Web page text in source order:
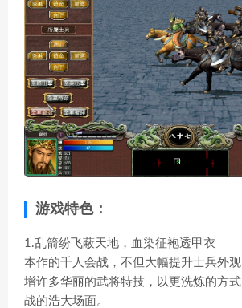
游戏特色：
1.乱箭纷飞蔽天地，血染征袍透甲衣
本作的千人会战，不但大幅提升士兵外
增许多华丽的武将特技，以更洗炼的方
战的浩大场面。